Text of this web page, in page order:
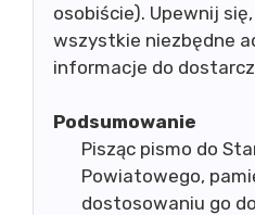
osobiście). Upewnij
wszystkie niezbędne
informacje do
Podsumowanie
Pisząc pismo do
Powiatowego,
dostosowaniu go